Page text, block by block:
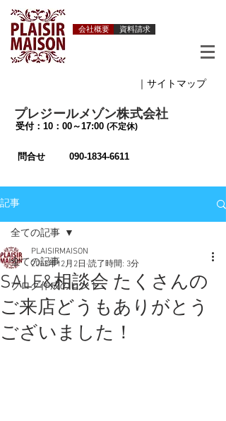
会社概要 資料請求
｜サイトマップ
受付：10：00～17:00 (不定休)
プレジールメゾン株式会社
問合せ 090-1834-6611
記事
全ての記事
ブログ作成のヒント
全ての記事
SALE&相談会 たくさんの
ご来店どうもありがとう
ございました！
PLAISIRMAISON
2013年12月2日 読了時間: 3分